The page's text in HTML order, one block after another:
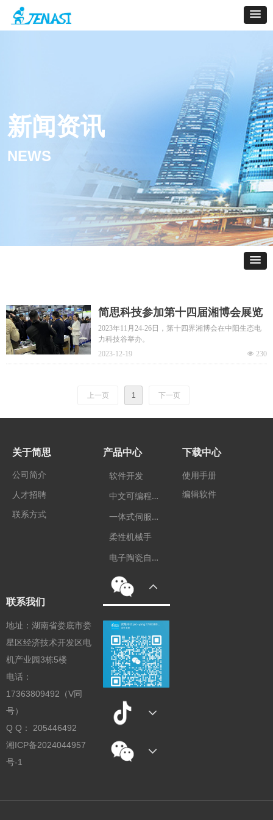
新闻资讯
NEWS
简思科技参加第十四届湘博会展览
2023年11月24-26日，第十四界湘博会在中阳生态电
力科技谷举办。
넶 230
2023-12-19
上一页 1 下一页
关于简思
公司简介
人才招聘
联系方式
产品中心
软件开发
中
文可编程控制器
一
体式伺服电机
柔性机械手
电
子陶瓷自动化装备
联系我们
地址：湖南省娄底市娄
星区经济技术开发区电
机产业园3栋5楼
电话：
17363809492（V同
号）
Q Q： 205446492
湘ICP备2024044957
号-1
下载中心
使用手册
编辑软件